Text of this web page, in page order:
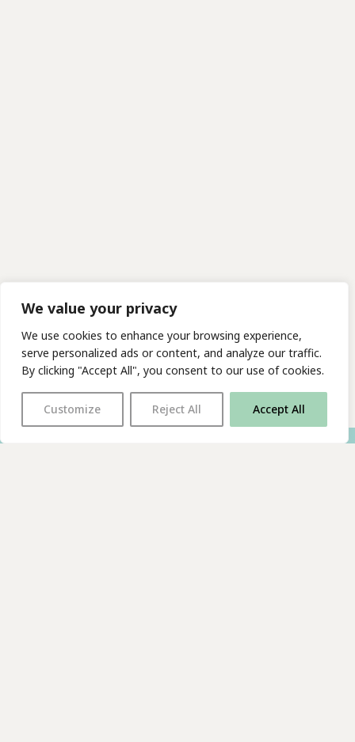
We value your privacy
We use cookies to enhance your browsing experience,
serve personalized ads or content, and analyze our traffic.
By clicking "Accept All", you consent to our use of cookies.
Customize Reject All Accept All